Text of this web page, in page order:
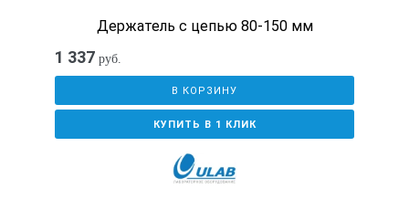
Держатель с цепью 80-150 мм
1 337 руб.
В КОРЗИНУ
КУПИТЬ В 1 КЛИК